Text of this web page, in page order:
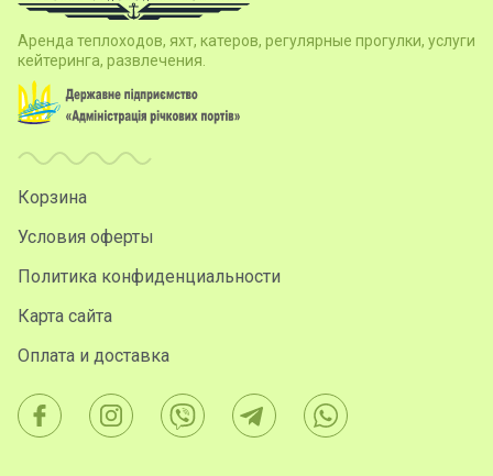
Аренда теплоходов, яхт, катеров, регулярные прогулки, услуги
кейтеринга, развлечения.
Корзина
Условия оферты
Политика конфиденциальности
Карта сайта
Оплата и доставка